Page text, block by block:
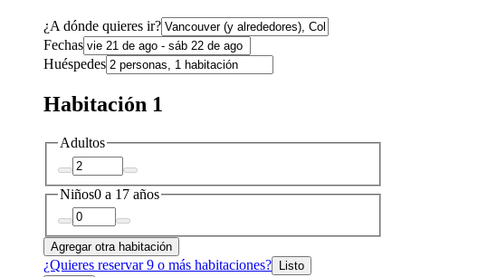
¿A dónde quieres ir?
Fechas
Huéspedes
Habitación 1
Adultos
Niños0 a 17 años
Agregar otra habitación
¿Quieres reservar 9 o más habitaciones?
Listo